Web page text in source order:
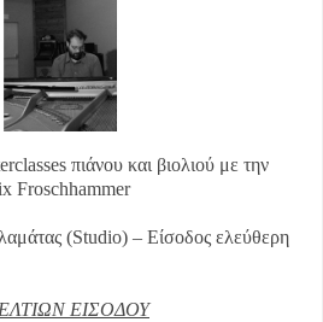
πιάνου και βιολιού με την
Froschhammer
(Studio) – Είσοδος ελεύθερη
ΕΙΣΟΔΟΥ